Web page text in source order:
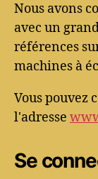
Nous avons
avec un
références
machines à
Vous pouvez
l'adresse
Se